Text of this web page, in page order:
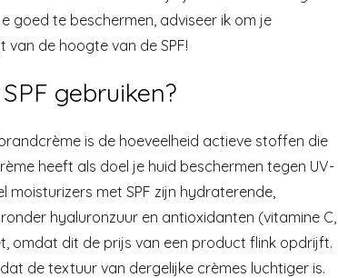
goed te beschermen, adviseer ik om je
de hoogte van de SPF!
gebruiken?
is de hoeveelheid actieve stoffen die
heeft als doel je huid beschermen tegen UV-
met SPF zijn hydraterende,
hyaluronzuur en antioxidanten (vitamine C,
omdat dit de prijs van een product flink opdrijft.
de textuur van dergelijke crèmes luchtiger is.